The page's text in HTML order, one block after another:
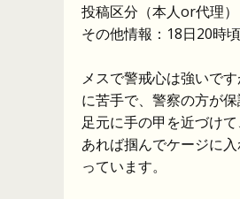
投稿区分（本人or代理
その他情報：18日20時
メスで警戒心は強いで
に苦手で、警察の方が
足元に手の甲を近づけ
あれば掴んでケージに
っています。